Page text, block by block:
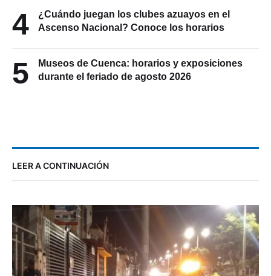
4
¿Cuándo juegan los clubes azuayos en el
Ascenso Nacional? Conoce los horarios
5
Museos de Cuenca: horarios y exposiciones
durante el feriado de agosto 2026
LEER A CONTINUACIÓN